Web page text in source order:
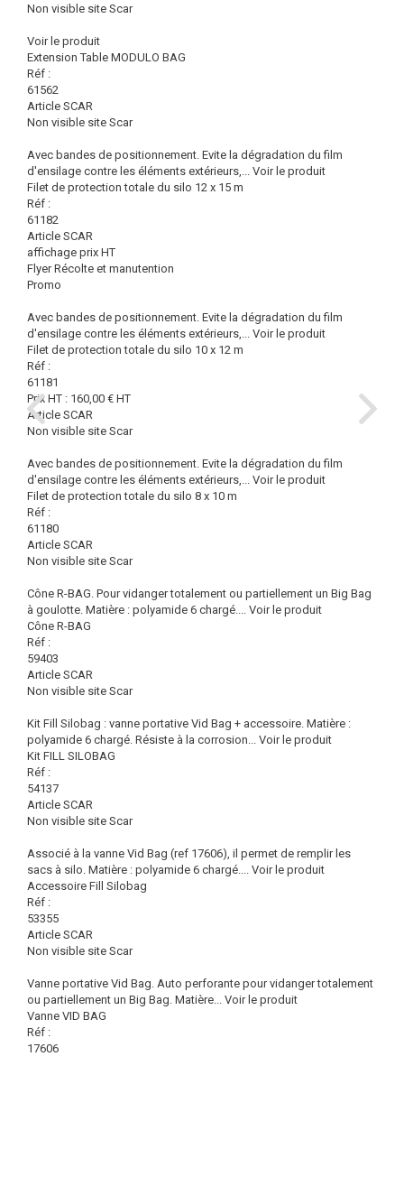
Non visible site Scar
Voir le produit
Extension Table MODULO BAG
Réf :
61562
Article SCAR
Non visible site Scar
Avec bandes de positionnement. Evite la dégradation du film
d'ensilage contre les éléments extérieurs,... Voir le produit
Filet de protection totale du silo 12 x 15 m
Réf :
61182
Article SCAR
affichage prix HT
Flyer Récolte et manutention
Promo
Avec bandes de positionnement. Evite la dégradation du film
d'ensilage contre les éléments extérieurs,... Voir le produit
Filet de protection totale du silo 10 x 12 m
Réf :
61181
Prix HT : 160,00 € HT
Article SCAR
Non visible site Scar
Avec bandes de positionnement. Evite la dégradation du film
d'ensilage contre les éléments extérieurs,... Voir le produit
Filet de protection totale du silo 8 x 10 m
Réf :
61180
Article SCAR
Non visible site Scar
Cône R-BAG. Pour vidanger totalement ou partiellement un Big Bag
à goulotte. Matière : polyamide 6 chargé.... Voir le produit
Cône R-BAG
Réf :
59403
Article SCAR
Non visible site Scar
Kit Fill Silobag : vanne portative Vid Bag + accessoire. Matière :
polyamide 6 chargé. Résiste à la corrosion... Voir le produit
Kit FILL SILOBAG
Réf :
54137
Article SCAR
Non visible site Scar
Associé à la vanne Vid Bag (ref 17606), il permet de remplir les
sacs à silo. Matière : polyamide 6 chargé.... Voir le produit
Accessoire Fill Silobag
Réf :
53355
Article SCAR
Non visible site Scar
Vanne portative Vid Bag. Auto perforante pour vidanger totalement
ou partiellement un Big Bag. Matière... Voir le produit
Vanne VID BAG
Réf :
17606